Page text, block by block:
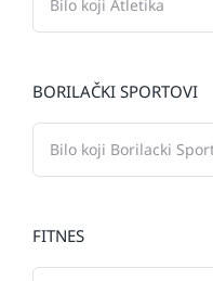
BORILAČKI SPORTOVI
FITNES